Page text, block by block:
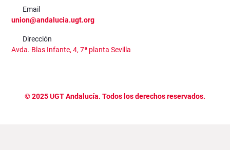
Email
union@andalucia.ugt.org
Dirección
Avda. Blas Infante, 4, 7ª planta Sevilla
©2025UGT Andalucía. Todos los derechos reservados.